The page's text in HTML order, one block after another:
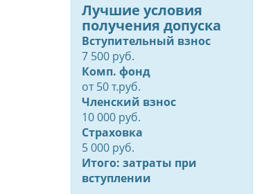
Лучшие условия
получения допуска
Вступительный взнос
7 500 руб.
Комп. фонд
от50т.руб.
Членский взнос
10 000 руб.
Страховка
5 000 руб.
Итого: затраты при
вступлении